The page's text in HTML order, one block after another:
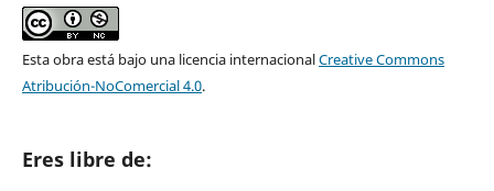
Esta obra está bajo una licencia internacionalCreative Commons
Atribución-NoComercial 4.0.
Eres libre de: